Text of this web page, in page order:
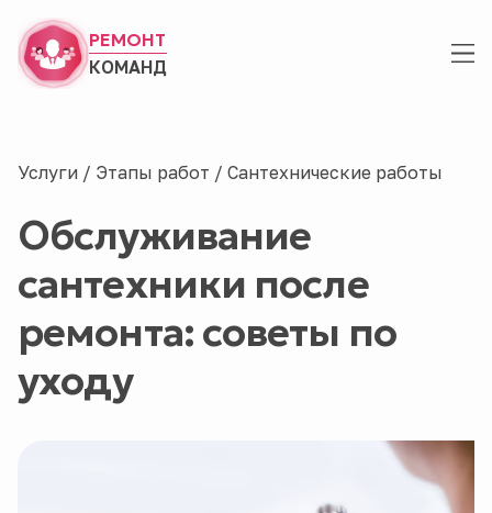
РЕМОНТ
КОМАНД
Услуги / Этапы работ / Сантехнические работы
Обслуживание
сантехники после
ремонта: советы по
уходу